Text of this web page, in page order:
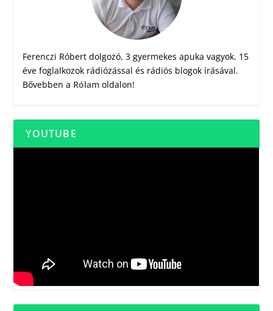
Ferenczi Róbert dolgozó, 3 gyermekes apuka vagyok. 15
éve foglalkozok rádiózással és rádiós blogok írásával.
Bővebben a Rólam oldalon!
YOUTUBE